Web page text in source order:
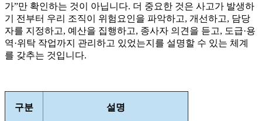
가”만 확인하는 것이 아닙니다. 더 중요한 것은 사고가 발생하
기 전부터 우리 조직이 위험요인을 파악하고, 개선하고, 담당
자를 지정하고, 예산을 집행하고, 종사자 의견을 듣고, 도급·용
역·위탁 작업까지 관리하고 있었는지를 설명할 수 있는 체계
를 갖추는 것입니다.
구분 설명